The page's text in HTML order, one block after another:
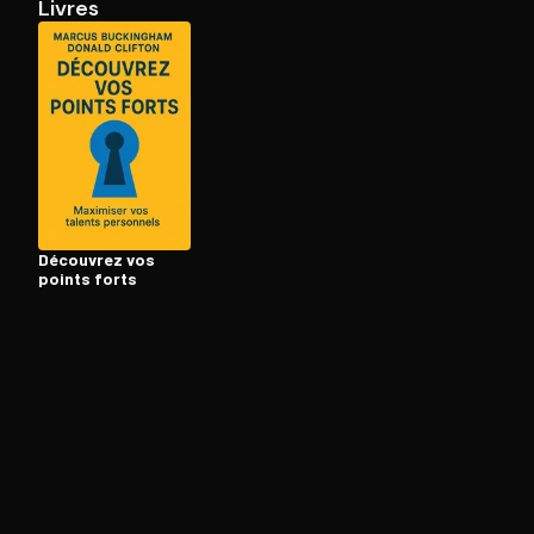
Livres
Découvrez vos
points forts